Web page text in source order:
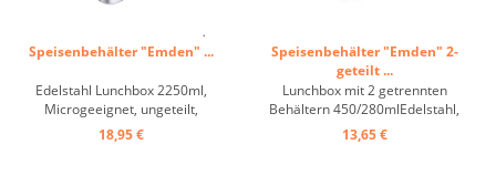
Speisenbehälter "Emden" ...
Edelstahl Lunchbox 2250ml,
Microgeeignet, ungeteilt,
Dichtdeckel-Kunststoff ...
18,95 €
Speisenbehälter "Emden" 2-
geteilt ...
Lunchbox mit 2 getrennten
Behältern 450/280mlEdelstahl,
Microgeeignet, 2-geteilt,
Dichtdeckel-Kunststoff ...
13,65 €